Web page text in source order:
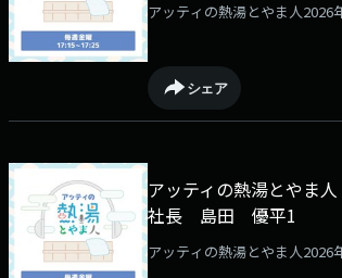
アッティの熱湯とやま人2026
シェア
アッティの熱湯とや
社長 島田 優平1
アッティの熱湯とやま人2026